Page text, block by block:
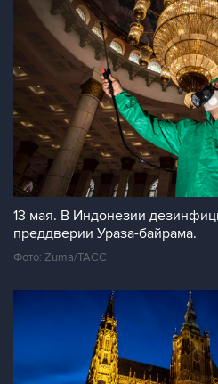
13 мая. В Индонезии
преддверии Ураза-байрама.
Фото: Zuma/ТАСС